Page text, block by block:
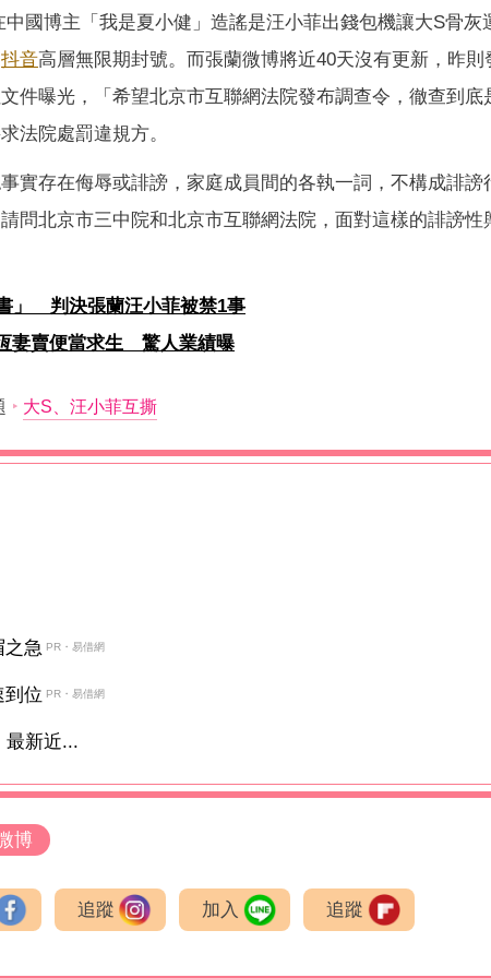
國博主「我是夏小健」造謠是汪小菲出錢包機讓大S骨灰
抖音高層無限期封號。而張蘭微博將近40天沒有更新，昨則
件曝光，「希望北京市互聯網法院發布調查令，徹查到底
法院處罰違規方。
實存在侮辱或誹謗，家庭成員間的各執一詞，不構成誹謗
問北京市三中院和北京市互聯網法院，面對這樣的誹謗性
」 判決張蘭汪小菲被禁1事
妻賣便當求生 驚人業績曝
大S、汪小菲互撕
急 PR・易借網
到位 PR・易借網
新近...
博
追蹤 加入 追蹤